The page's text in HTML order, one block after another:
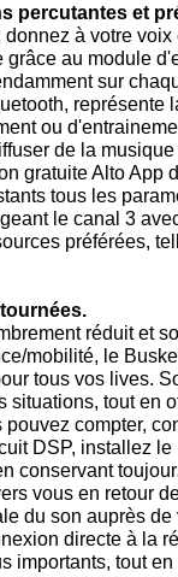
percutantes et
donnez à votre
grâce au module
sur
représente
ou
de la
gratuite Alto App
tous les
le canal 3
préférées,
réduit et
mobilité, le
tous vos lives.
situations, tout en
compter,
DSP, installez
conservant
vous en retour
du son auprès
directe à la
importants, tout